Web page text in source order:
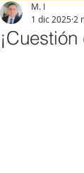
M. I
1 dic 2025 2